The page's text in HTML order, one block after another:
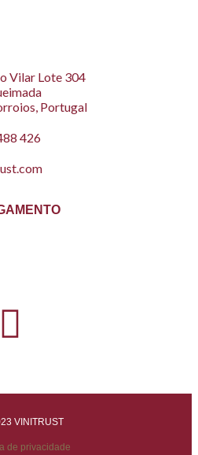
Vilar Lote 304
Portugal
426
VINITRUST
de privacidade